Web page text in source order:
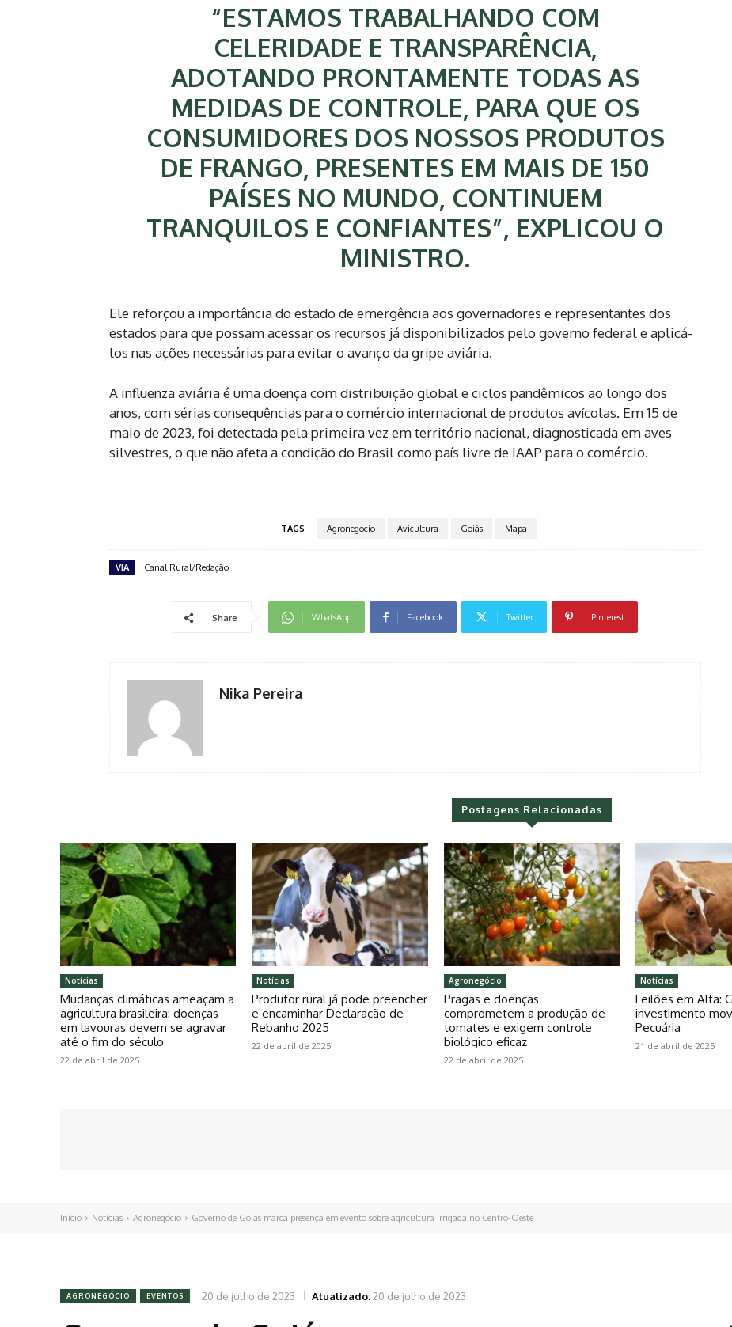
“ESTAMOS TRABALHANDO COM
CELERIDADE E TRANSPARÊNCIA,
ADOTANDO PRONTAMENTE TODAS AS
MEDIDAS DE CONTROLE, PARA QUE OS
CONSUMIDORES DOS NOSSOS PRODUTOS
DE FRANGO, PRESENTES EM MAIS DE 150
PAÍSES NO MUNDO, CONTINUEM
TRANQUILOS E CONFIANTES”, EXPLICOU O
MINISTRO.
Ele reforçou a importância do estado de emergência aos governadores e representantes dos
estados para que possam acessar os recursos já disponibilizados pelo governo federal e aplicá-
los nas ações necessárias para evitar o avanço da gripe aviária.
A influenza aviária é uma doença com distribuição global e ciclos pandêmicos ao longo dos
anos, com sérias consequências para o comércio internacional de produtos avícolas. Em 15 de
maio de 2023, foi detectada pela primeira vez em território nacional, diagnosticada em aves
silvestres, o que não afeta a condição do Brasil como país livre de IAAP para o comércio.
TAGS Agronegócio Avicultura Goiás Mapa
VIA Canal Rural/Redação
Share WhatsApp Facebook Twitter Pinterest
Nika Pereira
Postagens Relacionadas
Notícias
Mudanças climáticas ameaçam a
agricultura brasileira: doenças
em lavouras devem se agravar
até o fim do século
22 de abril de 2025
Notícias
Produtor rural já pode preencher
e encaminhar Declaração de
Rebanho 2025
22 de abril de 2025
Agronegócio
Pragas e doenças
comprometem a produção de
tomates e exigem controle
biológico eficaz
22 de abril de 2025
Notícias
Leilões em Alta:
investimento
Pecuária
21 de abril de 2025